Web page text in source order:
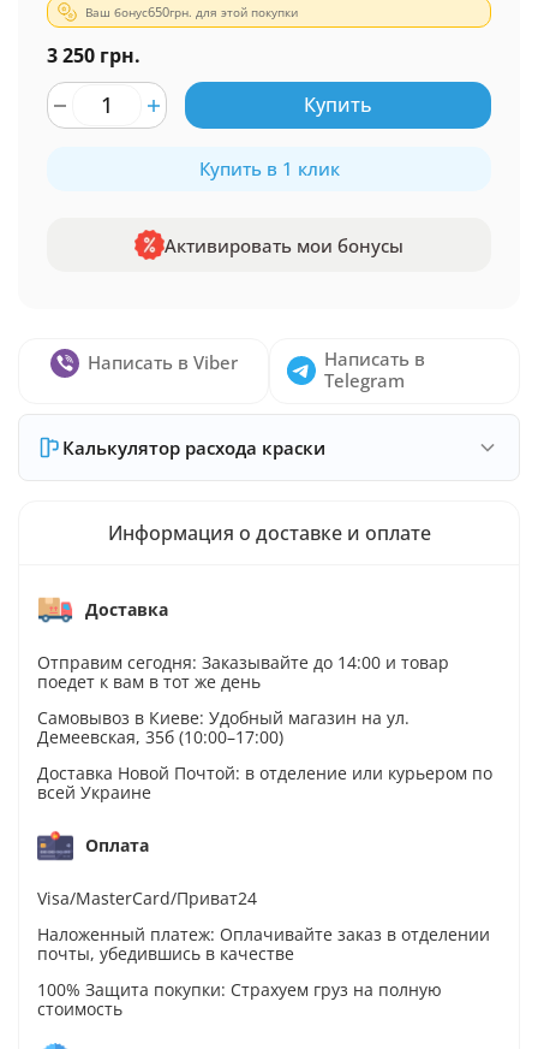
Ваш бонус650грн. для этой покупки
3 250 грн.
Купить
Купить в 1 клик
Активировать мои бонусы
Написать в Viber
Написать в
Telegram
Калькулятор расхода краски
Информация о доставке и оплате
Доставка
Отправим сегодня: Заказывайте до 14:00 и товар
поедет к вам в тот же день
Самовывоз в Киеве: Удобный магазин на ул.
Демеевская, 35б (10:00–17:00)
Доставка Новой Почтой: в отделение или курьером по
всей Украине
Оплата
Visa/MasterCard/Приват24
Наложенный платеж: Оплачивайте заказ в отделении
почты, убедившись в качестве
100% Защита покупки: Страхуем груз на полную
стоимость